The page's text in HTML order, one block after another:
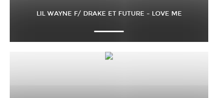
LIL WAYNE F/ DRAKE ET FUTURE – LOVE ME